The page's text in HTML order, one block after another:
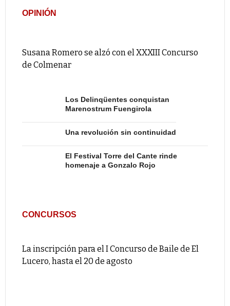
OPINIÓN
Susana Romero se alzó con el XXXIII Concurso
de Colmenar
Los Delinqüentes conquistan
Marenostrum Fuengirola
Una revolución sin continuidad
El Festival Torre del Cante rinde
homenaje a Gonzalo Rojo
CONCURSOS
La inscripción para el I Concurso de Baile de El
Lucero, hasta el 20 de agosto